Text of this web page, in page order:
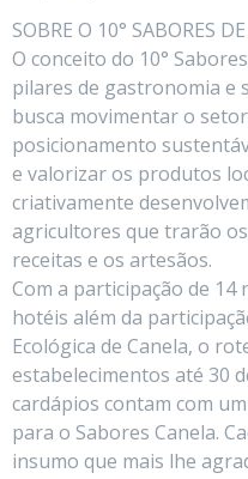
SOBRE O 10° SABORES
O conceito do 10°
pilares de gastronomia e
busca movimentar o
posicionamento
e valorizar os produtos
criativamente
agricultores que trarão
receitas e os artesãos.
Com a participação de
hotéis além da
Ecológica de Canela, o
estabelecimentos até 30
cardápios contam com
para o Sabores Canela.
insumo que mais lhe